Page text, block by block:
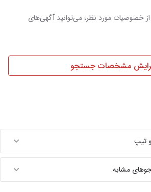
خصوصیات مورد نظر، می‌توانید آگهی‌های
مشخصات جستجو
تیپ
مشابه